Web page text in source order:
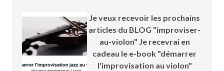
Je veux recevoir les prochains
articles du BLOG "improviser-
au-violon" Je recevrai en
cadeau le e-book "démarrer
l'improvisation au violon"